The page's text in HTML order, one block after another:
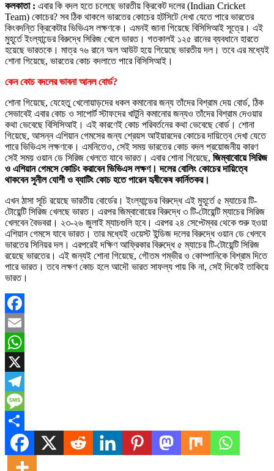
কলকাতা : এবার কি বদল হতে চলেছে ভারতীয় ক্রিকেট দলের (Indian Cricket
Team) কোচের? সব ঠিক থাকলে ভারতের কোচের হটসিটে দেখা যেতে পারে ভারতের
কিংবদন্তি ক্রিকেটার ভিভিএস লক্ষণকে। এমনই জানা গিয়েছে বিসিসিআই সূত্রে। এই
মুহূর্তে ইংল্যান্ডের বিরুদ্ধে সিরিজ খেলে ভারত। গতকালই ১২৫ রানের ব্যবধানে হারতে
হয়েছে ভারতকে। মাত্র ৭৬ রানে অল আউট হয়ে গিয়েছে ভারতীয় দল। তবে এর মধ্যেই
শোনা গিয়েছে, ভারতের কোচ বদলাতে পারে বিসিসিআই।
কেন কোচ বদলের ভাবনা আনল বোর্ড?
শোনা গিয়েছে, যেহেতু খেলোয়াড়দের ধকল কমানোর জন্য তাঁদের বিশ্রাম দেয় বোর্ড, ঠিক
সেভাবেই এবার কোচ ও সাপোর্ট স্টাফদের খাটুনি কমানোর জন্যও তাঁদের বিশ্রাম দেওয়ার
কথা ভেবেছে বিসিসিআই। এই কারণেই কোচ পরিবর্তনের কথা ভেবেছে বোর্ড। শোনা
গিয়েছে, আসন্ন এশিয়ান গেমসের জন্য শ্রেয়স আইয়ারদের কোচের দায়িত্বে দেখা যেতে
পারে ভিভিএস লক্ষণকে। এমনিতেও, সেই সময় ভারতের কোচ বদল প্রয়োজনীয় কারণ
সেই সময় ওয়ান ডে সিরিজ খেলতে যাবে ভারত। এবার শোনা গিয়েছে, জিম্বাবোয়ে সিরিজ
ও এশিয়ান গেমসে কোচিং করাবেন ভিভিএস লক্ষণ। দলের বোলিং কোচের দায়িত্বে
থাকবেন সুনীল যোশী ও ব্যাটিং কোচ হতে পারেন হৃষীকেষ কার্নিতকর।
এখন ঠাসা সূচি রয়েছে ভারতীয় বোর্ডের। ইংল্যান্ডের বিরুদ্ধে এই মুহূর্তে ৫ ম্যাচের টি-
টোয়েন্টি সিরিজ খেলছে ভারত। এরপর জিম্বাবোয়ের বিরুদ্ধে ৩ টি-টোয়েন্টি ম্যাচের সিরিজ
খেলবেন বৈভবরা। ২৩-২৬ জুলাই ম্যাচগুলি হবে। এরপর ২৪ সেপ্টেম্বর থেকে শুরু হওয়া
এশিয়ান গেমসে যাবে ভারত। তার মধ্যেই ওয়েস্ট ইন্ডিজ দলের বিরুদ্ধে ওয়ান ডে খেলবে
ভারতের সিনিয়র দল। এরপরেই দক্ষিণ আফ্রিকার বিরুদ্ধে ৫ ম্যাচের টি-টোয়েন্টি সিরিজ
রয়েছে ভারতের। এই জন্যই শোনা গিয়েছে, গৌতম গম্ভীর ও কোম্পানিকে বিশ্রাম দিতে
পারে ভারত। তবে লক্ষণ কোচ হলে আদৌ ভারত সাফল্য পায় কি না, সেই দিকেই তাকিয়ে
ভারত।
Facebook
Email
WhatsApp
X
Telegram
Message
Share